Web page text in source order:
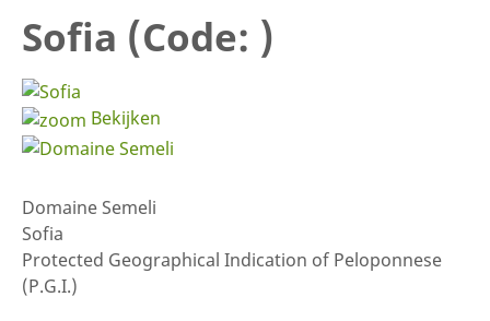
Sofia (Code: )
Bekijken
Domaine Semeli
Sofia
Protected Geographical Indication of Peloponnese
(P.G.I.)